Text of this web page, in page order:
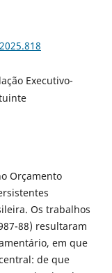
Executivo-
Orçamento
Os trabalhos
88) resultaram
em que
de que